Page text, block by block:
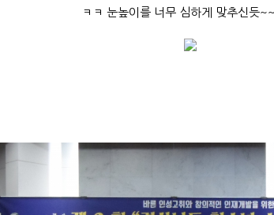
ㅋㅋ 눈높이를 너무 심하게 맞추신듯